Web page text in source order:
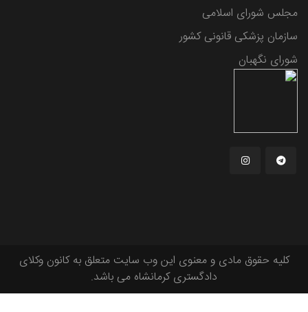
مجلس شورای اسلامی
سازمان پزشکی قانونی کشور
شورای نگهبان
کلیه حقوق مادی و معنوی این وب سایت متعلق به کانون وکلای
دادگستری کرمانشاه می باشد.